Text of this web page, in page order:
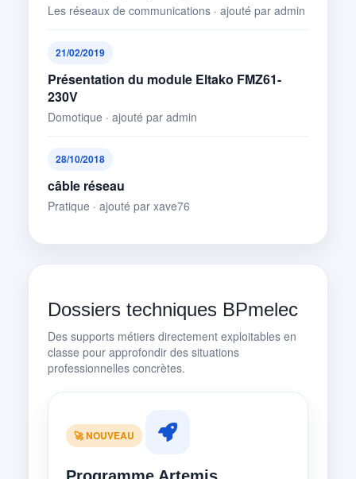
Les réseaux de communications · ajouté par admin
21/02/2019
Présentation du module Eltako FMZ61-
230V
Domotique · ajouté par admin
28/10/2018
câble réseau
Pratique · ajouté par xave76
Dossiers techniques BPmelec
Des supports métiers directement exploitables en
classe pour approfondir des situations
professionnelles concrètes.
🚀 NOUVEAU